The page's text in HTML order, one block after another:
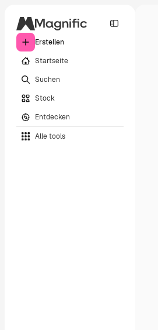
Erstellen
Startseite
Suchen
Stock
Entdecken
Alle tools